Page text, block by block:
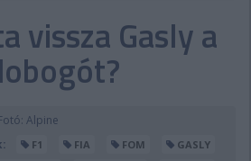
SHOP
TIPPJÁTÉK
PONTÁLLÁSOK
vissza Gasly a
Alpine
F1 FIA FOM
GASLY